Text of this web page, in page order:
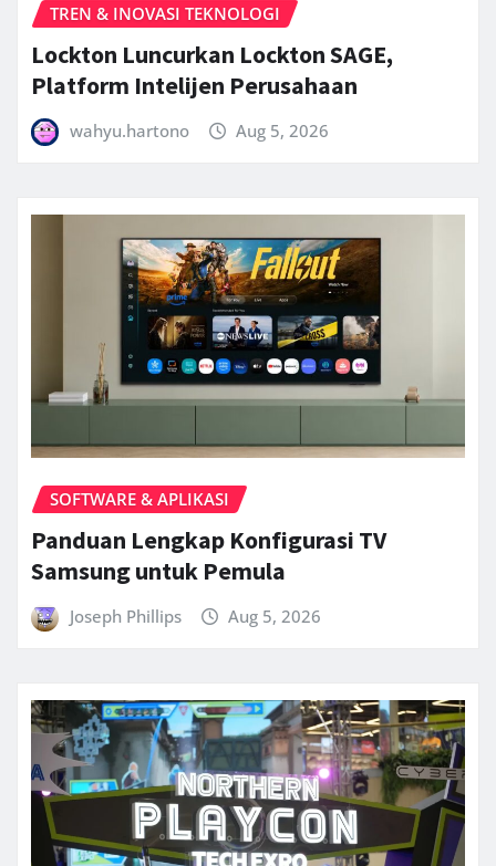
TREN & INOVASI TEKNOLOGI
Lockton Luncurkan Lockton SAGE,
Platform Intelijen Perusahaan
wahyu.hartono Aug 5, 2026
SOFTWARE & APLIKASI
Panduan Lengkap Konfigurasi TV
Samsung untuk Pemula
Joseph Phillips Aug 5, 2026